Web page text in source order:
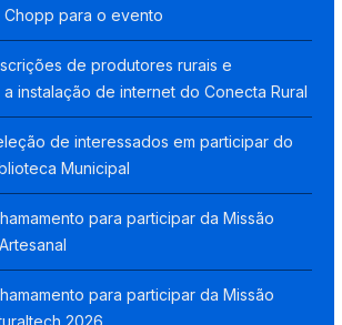
para o evento
de produtores rurais e
instalação de internet do Conecta Rural
de interessados em participar do
Municipal
para participar da Missão
para participar da Missão